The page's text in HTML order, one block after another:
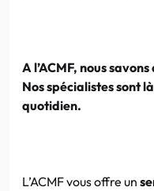
A l’ACMF, nous
Nos spécialistes sont
quotidien.
L’ACMFvous offre un